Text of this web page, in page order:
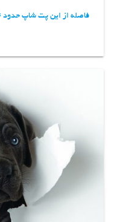
فاصله از این پت شاپ حدود 4 کیلومتر